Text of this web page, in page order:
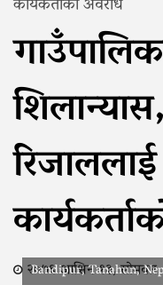
२०७६ आश्विन १३, सोमवार
Bandipur, Tanahun,